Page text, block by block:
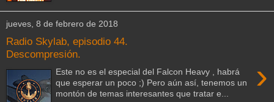
jueves, 8 de febrero de 2018
Radio Skylab, episodio 44.
Descompresión.
›
Este no es el especial del Falcon Heavy , habrá
que esperar un poco ;) Pero aún así, tenemos un
montón de temas interesantes que tratar e...